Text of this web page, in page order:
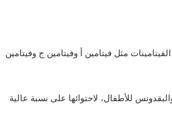
مثل فيتامين أ وفيتامين ج وفيتامين
للأطفال، لاحتوائها على نسبة عالية